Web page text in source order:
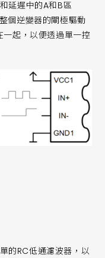
延遲中的A和B區
個逆變器的閘極驅動
起，以便透過單一控
的RC低通濾波器，以